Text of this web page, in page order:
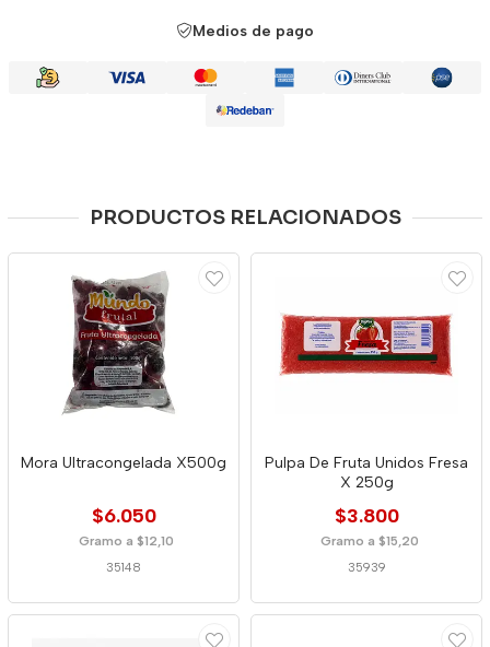
Medios de pago
PRODUCTOS RELACIONADOS
Mora Ultracongelada X500g
$6.050
Gramo a $12,10
35148
Pulpa De Fruta Unidos Fresa
X 250g
$3.800
Gramo a $15,20
35939